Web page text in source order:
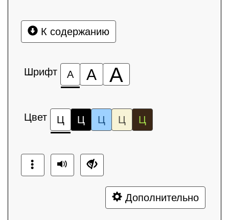
К содержанию
Шрифт А А А
Цвет Ц Ц Ц Ц Ц
Дополнительно